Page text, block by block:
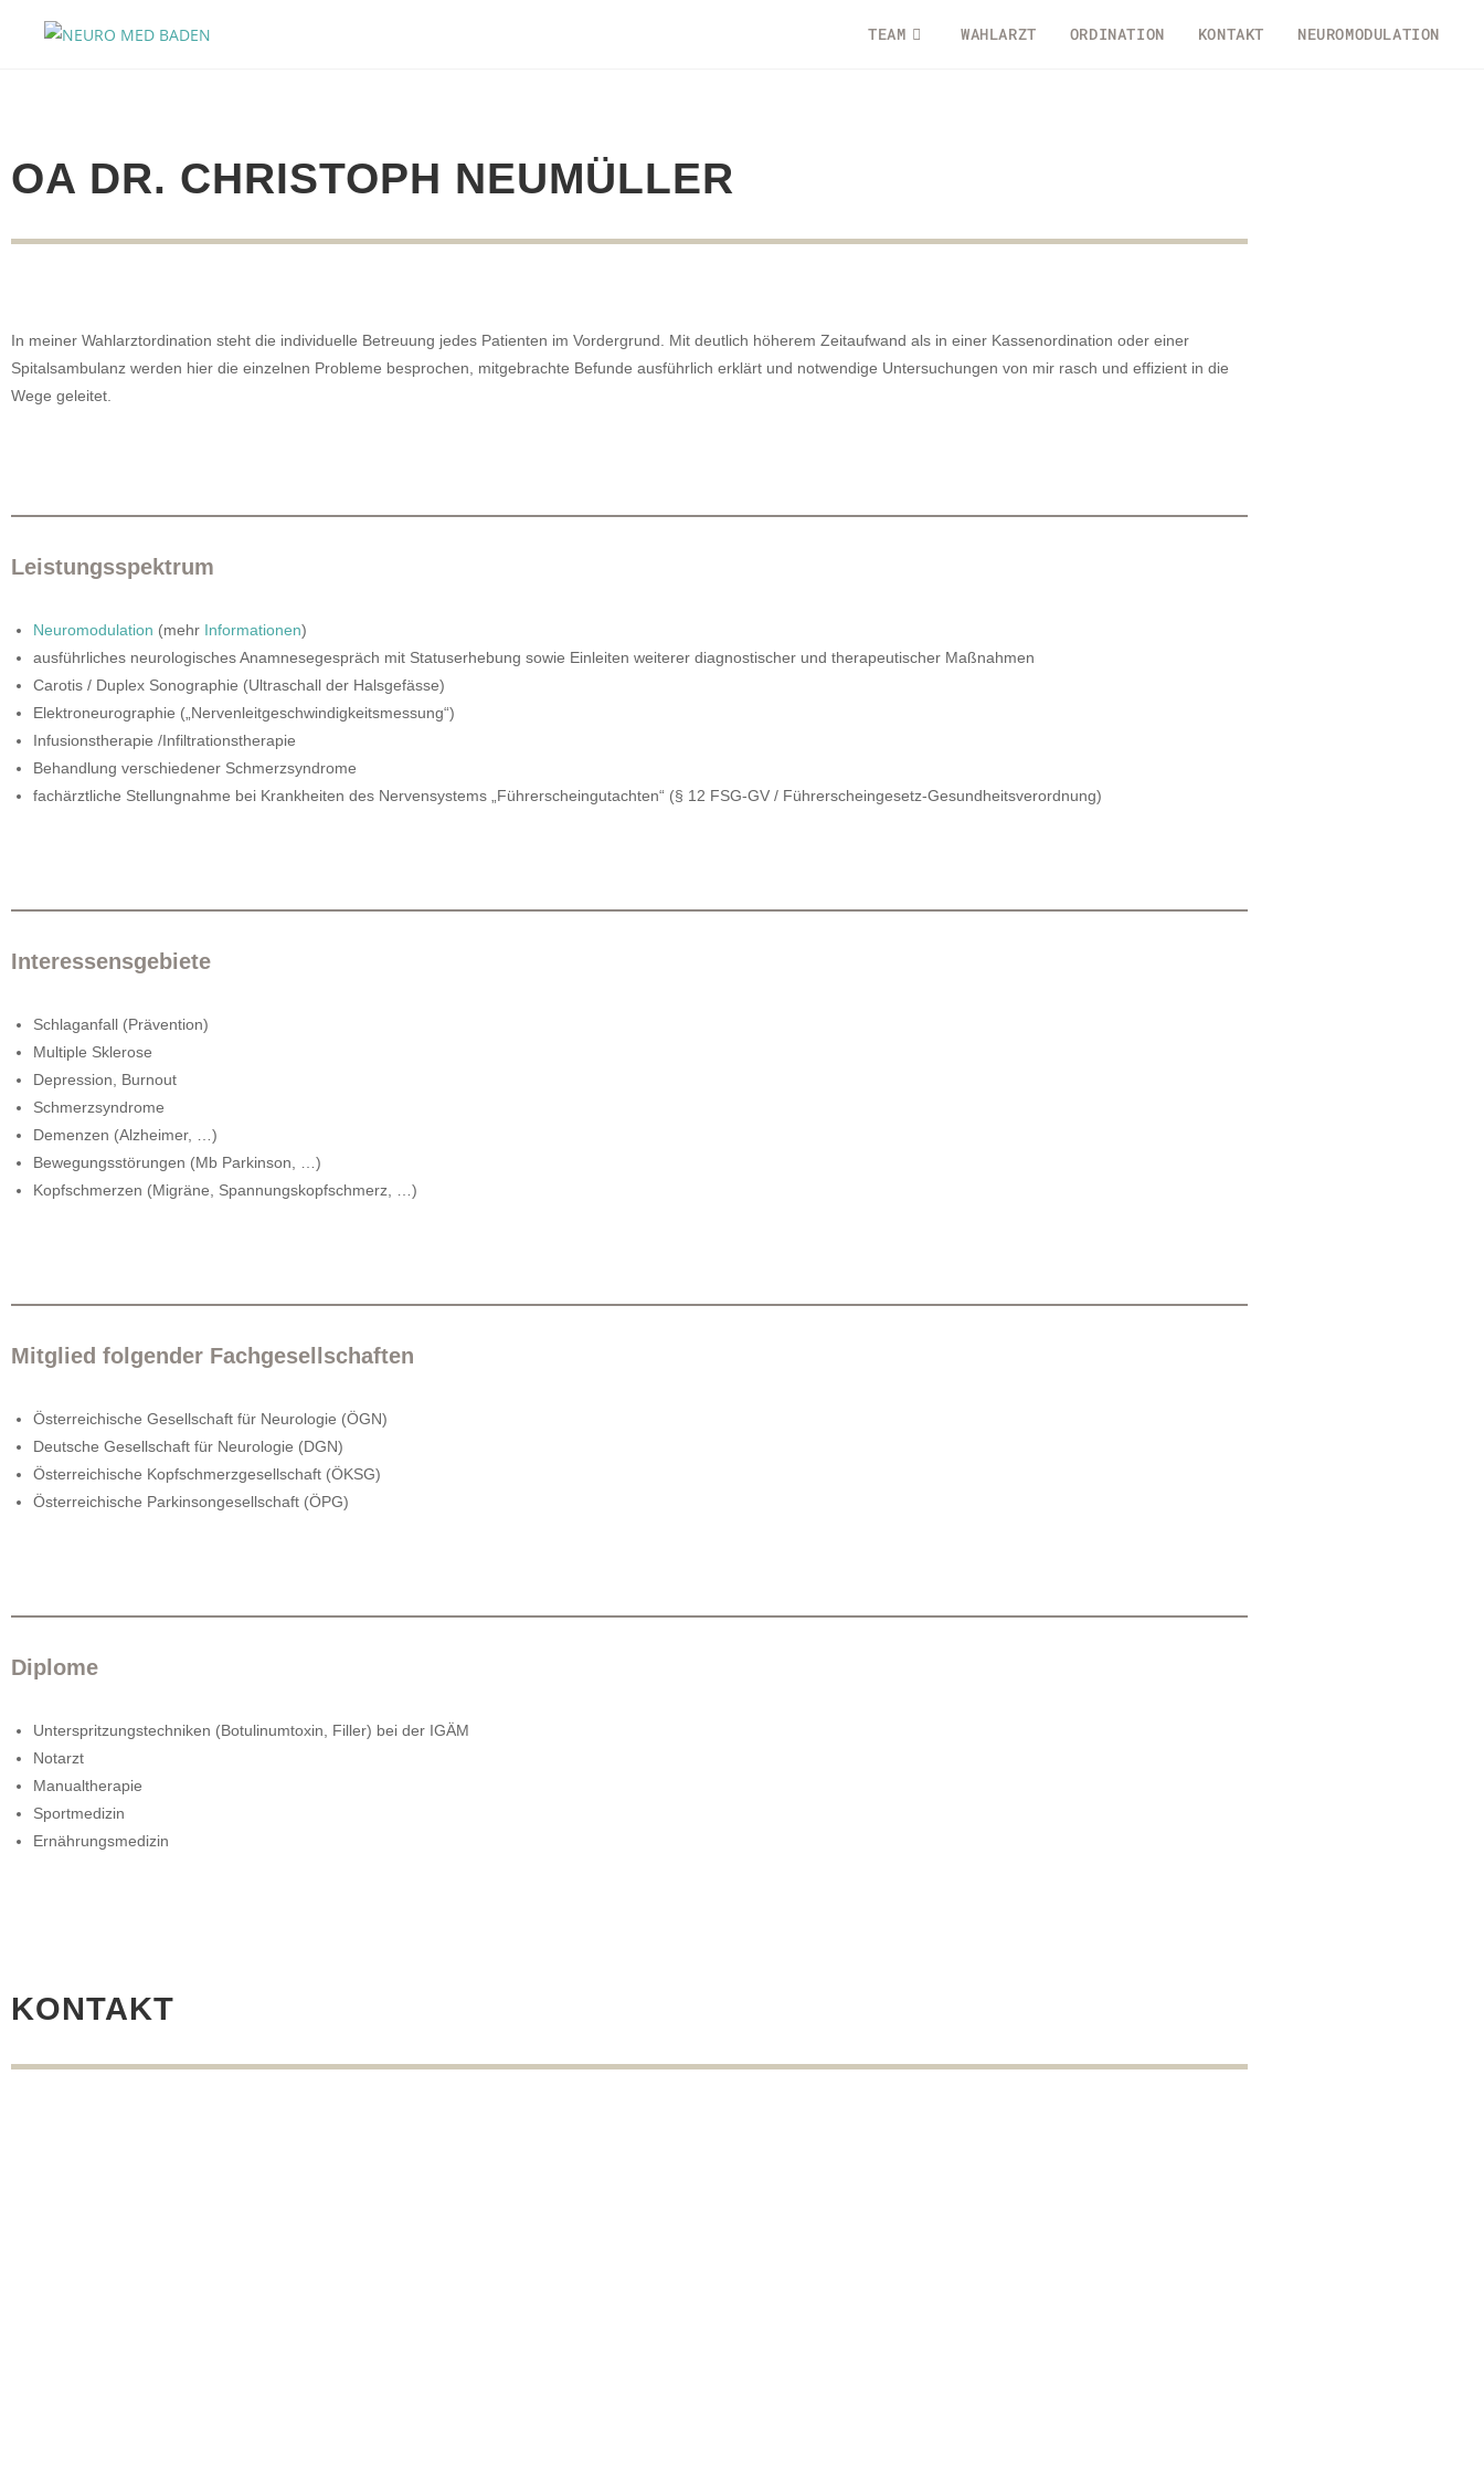
TEAM WAHLARZT ORDINATION KONTAKT NEUROMODULATION
OA DR. CHRISTOPH NEUMÜLLER
In meiner Wahlarztordination steht die individuelle Betreuung jedes Patienten im Vordergrund. Mit deutlich höherem Zeitaufwand als in einer Kassenordination oder einer
Spitalsambulanz werden hier die einzelnen Probleme besprochen, mitgebrachte Befunde ausführlich erklärt und notwendige Untersuchungen von mir rasch und effizient in die
Wege geleitet.
Leistungsspektrum
Neuromodulation (mehr Informationen)
ausführliches neurologisches Anamnesegespräch mit Statuserhebung sowie Einleiten weiterer diagnostischer und therapeutischer Maßnahmen
Carotis / Duplex Sonographie (Ultraschall der Halsgefässe)
Elektroneurographie („Nervenleitgeschwindigkeitsmessung“)
Infusionstherapie /Infiltrationstherapie
Behandlung verschiedener Schmerzsyndrome
fachärztliche Stellungnahme bei Krankheiten des Nervensystems „Führerscheingutachten“ (§ 12 FSG-GV / Führerscheingesetz-Gesundheitsverordnung)
Interessensgebiete
Schlaganfall (Prävention)
Multiple Sklerose
Depression, Burnout
Schmerzsyndrome
Demenzen (Alzheimer, …)
Bewegungsstörungen (Mb Parkinson, …)
Kopfschmerzen (Migräne, Spannungskopfschmerz, …)
Mitglied folgender Fachgesellschaften
Österreichische Gesellschaft für Neurologie (ÖGN)
Deutsche Gesellschaft für Neurologie (DGN)
Österreichische Kopfschmerzgesellschaft (ÖKSG)
Österreichische Parkinsongesellschaft (ÖPG)
Diplome
Unterspritzungstechniken (Botulinumtoxin, Filler) bei der IGÄM
Notarzt
Manualtherapie
Sportmedizin
Ernährungsmedizin
KONTAKT